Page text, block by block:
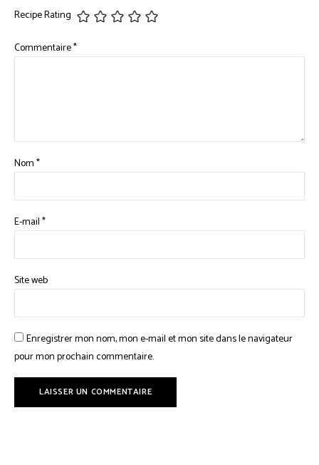
Recipe Rating
Commentaire*
Nom*
E-mail*
Site web
Enregistrer mon nom, mon e-mail et mon site dans le navigateur
pour mon prochain commentaire.